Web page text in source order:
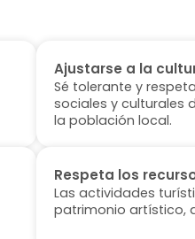
Ajustarse a la
Sé tolerante y
sociales y culturales
la población local.
Respeta los
Las actividades
patrimonio artístico,